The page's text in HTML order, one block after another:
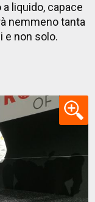
liquido, capace
nemmeno tanta
e non solo.